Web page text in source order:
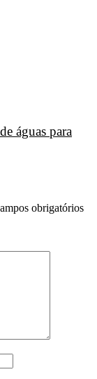
águas para
obrigatórios